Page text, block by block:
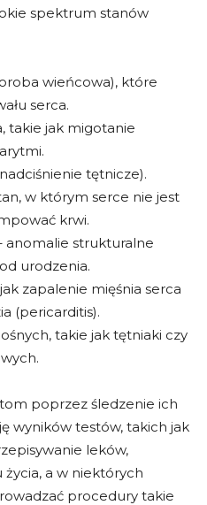
spektrum stanów
wieńcowa), które
serca.
takie jak migotanie
tętnicze).
w którym serce nie jest
krwi.
anomalie strukturalne
urodzenia.
zapalenie mięśnia serca
(pericarditis).
takie jak tętniaki czy
poprzez śledzenie ich
wyników testów, takich jak
leków,
a w niektórych
procedury takie